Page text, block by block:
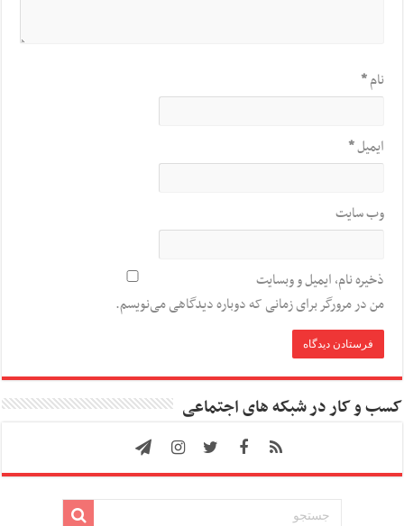
نام*
ایمیل*
وب‌ سایت
ذخیره نام، ایمیل و وبسایت
من در مرورگر برای زمانی که دوباره دیدگاهی می‌نویسم.
کسب و کار در شبکه های اجتماعی